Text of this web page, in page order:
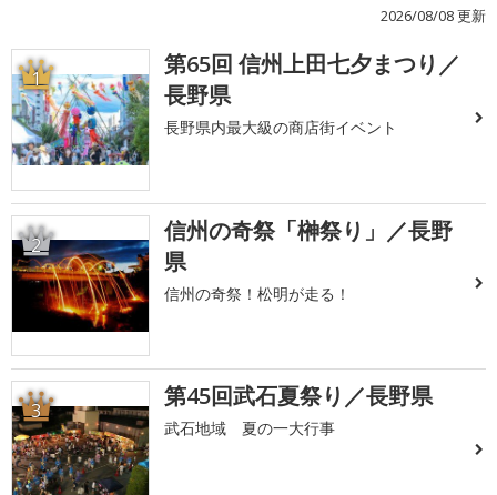
2026/08/08 更新
1
第65回 信州上田七夕まつり／
長野県
長野県内最大級の商店街イベント
2
信州の奇祭「榊祭り」／長野
県
信州の奇祭！松明が走る！
3 第45回武石夏祭り／長野県
武石地域 夏の一大行事